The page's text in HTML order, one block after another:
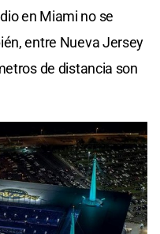
en Miami no se
entre Nueva Jersey
de distancia son